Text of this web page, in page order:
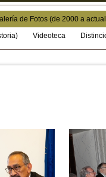
de Fotos (de 2000 a
Videoteca